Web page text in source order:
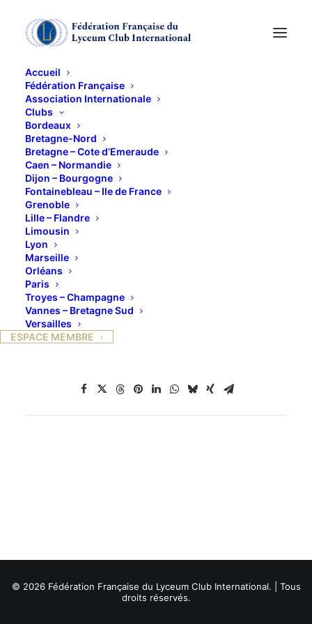
Accueil
Fédération Française
Association Internationale
Clubs
Bordeaux
Bretagne-Nord
Bretagne – Cote d’Emeraude
Caen – Normandie
Dijon – Bourgogne
Fontainebleau – Ile de France
Grenoble
Lille – Flandre
Limousin
Lyon
Marseille
Orléans
Paris
Troyes – Champagne
Vannes – Bretagne Sud
Versailles
ESPACE MEMBRE
23 FÉVRIER 2012
Théâtre de l’Union
à 19 H 00
‘Le songe d’une nuit d’été
© 2026 Fédération Française du Lyceum Club International. | Tous
droits réservés.